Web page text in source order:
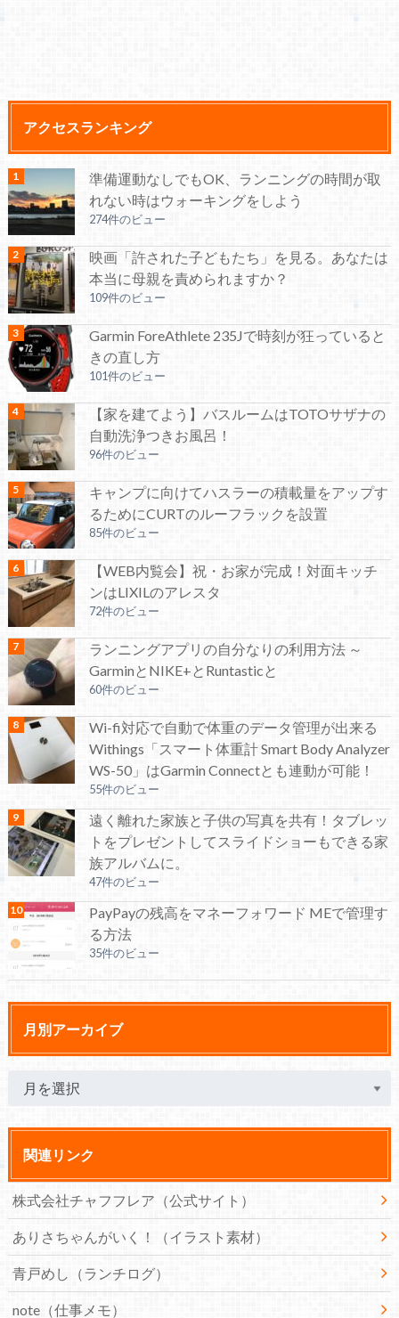
アクセスランキング
準備運動なしでもOK、ランニングの時間が取
れない時はウォーキングをしよう
274件のビュー
映画「許された子どもたち」を見る。あなたは
本当に母親を責められますか？
109件のビュー
Garmin ForeAthlete 235Jで時刻が狂っていると
きの直し方
101件のビュー
【家を建てよう】バスルームはTOTOサザナの
自動洗浄つきお風呂！
96件のビュー
キャンプに向けてハスラーの積載量をアップす
るためにCURTのルーフラックを設置
85件のビュー
【WEB内覧会】祝・お家が完成！対面キッチ
ンはLIXILのアレスタ
72件のビュー
ランニングアプリの自分なりの利用方法 ～
GarminとNIKE+とRuntasticと
60件のビュー
Wi-fi対応で自動で体重のデータ管理が出来る
Withings「スマート体重計 Smart Body Analyzer
WS-50」はGarmin Connectとも連動が可能！
55件のビュー
遠く離れた家族と子供の写真を共有！タブレッ
トをプレゼントしてスライドショーもできる家
族アルバムに。
47件のビュー
PayPayの残高をマネーフォワード MEで管理す
る方法
35件のビュー
月別アーカイブ
関連リンク
株式会社チャフフレア（公式サイト）
ありさちゃんがいく！（イラスト素材）
青戸めし（ランチログ）
note（仕事メモ）